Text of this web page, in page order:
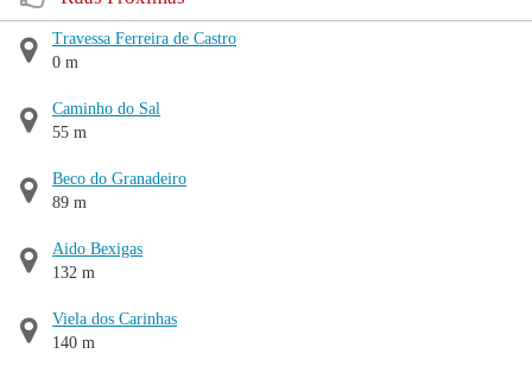
Travessa Ferreira de Castro
0 m
Caminho do Sal
55 m
Beco do Granadeiro
89 m
Aido Bexigas
132 m
Viela dos Carinhas
140 m